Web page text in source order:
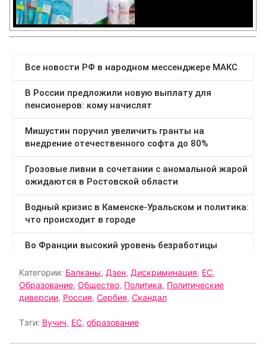
Категории: Балканы, Дзен, Дискриминация, ЕС,
Образование, Общество, Политика, Политические
диверсии, Россия, Сербия, Скандал
Тэги: Вучич, ЕС, образование